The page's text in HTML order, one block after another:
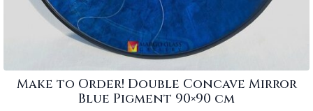
Make to Order! Double Concave Mirror
Blue Pigment 90×90 cm